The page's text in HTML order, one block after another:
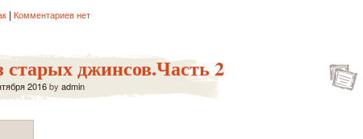
| Комментариев нет
старых джинсов.Часть 2
2016by admin